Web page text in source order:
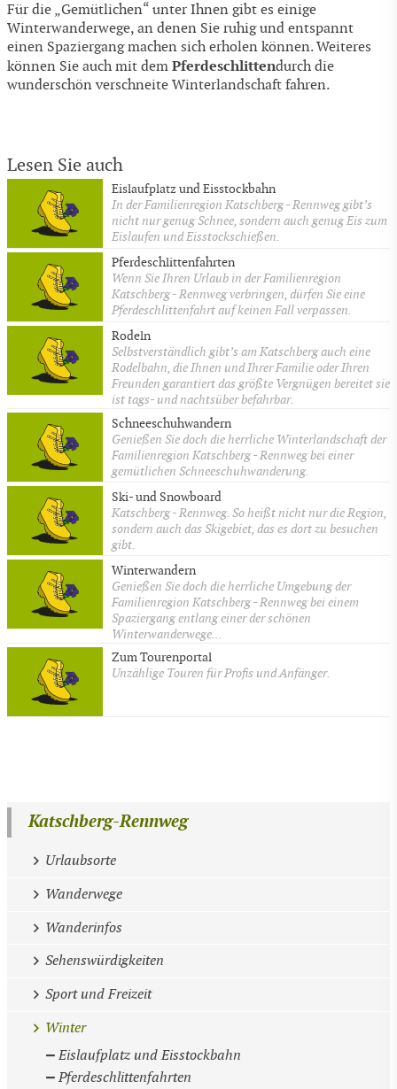
Für die „Gemütlichen“ unter Ihnen gibt es einige
Winterwanderwege, an denen Sie ruhig und entspannt
einen Spaziergang machen sich erholen können. Weiteres
können Sie auch mit dem Pferdeschlittendurch die
wunderschön verschneite Winterlandschaft fahren.
Lesen Sie auch
Eislaufplatz und Eisstockbahn
In der Familienregion Katschberg - Rennweg gibt’s
nicht nur genug Schnee, sondern auch genug Eis zum
Eislaufen und Eisstockschießen.
Pferdeschlittenfahrten
Wenn Sie Ihren Urlaub in der Familienregion
Katschberg - Rennweg verbringen, dürfen Sie eine
Pferdeschlittenfahrt auf keinen Fall verpassen.
Rodeln
Selbstverständlich gibt’s am Katschberg auch eine
Rodelbahn, die Ihnen und Ihrer Familie oder Ihren
Freunden garantiert das größte Vergnügen bereitet sie
ist tags- und nachtsüber befahrbar.
Schneeschuhwandern
Genießen Sie doch die herrliche Winterlandschaft der
Familienregion Katschberg - Rennweg bei einer
gemütlichen Schneeschuhwanderung.
Ski- und Snowboard
Katschberg - Rennweg. So heißt nicht nur die Region,
sondern auch das Skigebiet, das es dort zu besuchen
gibt.
Winterwandern
Genießen Sie doch die herrliche Umgebung der
Familienregion Katschberg - Rennweg bei einem
Spaziergang entlang einer der schönen
Winterwanderwege...
Zum Tourenportal
Unzählige Touren für Profis und Anfänger.
Katschberg-Rennweg
Urlaubsorte
Wanderwege
Wanderinfos
Sehenswürdigkeiten
Sport und Freizeit
Winter
Eislaufplatz und Eisstockbahn
Pferdeschlittenfahrten